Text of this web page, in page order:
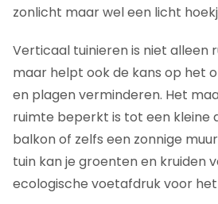
zonlicht maar wel een licht
Verticaal tuinieren is niet alleen
maar helpt ook de kans op het
en plagen verminderen. Het
ruimte beperkt is tot een kleine
balkon of zelfs een zonnige
tuin kan je groenten en kruiden
ecologische voetafdruk voor